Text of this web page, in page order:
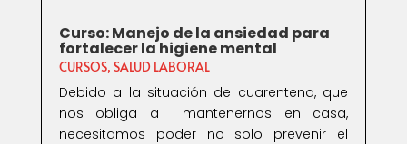
Curso: Manejo de la ansiedad para
fortalecer la higiene mental
CURSOS, SALUD LABORAL
Debido a la situación de cuarentena, que
nos obliga a mantenernos en casa,
necesitamos poder no solo prevenir el